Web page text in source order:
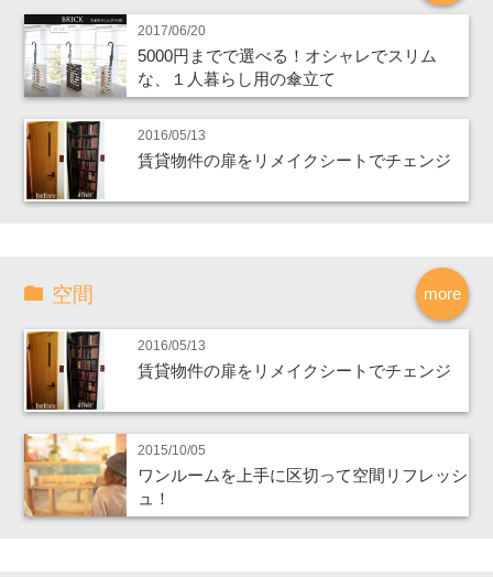
2017/06/20
5000円までで選べる！オシャレでスリム
な、１人暮らし用の傘立て
2016/05/13
賃貸物件の扉をリメイクシートでチェンジ
more
空間
2016/05/13
賃貸物件の扉をリメイクシートでチェンジ
2015/10/05
ワンルームを上手に区切って空間リフレッシ
ュ！